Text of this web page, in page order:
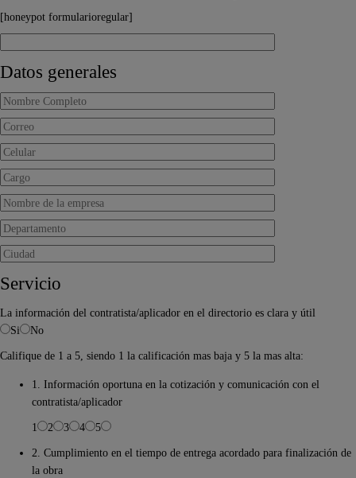
[honeypot formularioregular]
Datos generales
Servicio
La información del contratista/aplicador en el directorio es clara y útil
Si
No
Califique de 1 a 5, siendo 1 la calificación mas baja y 5 la mas alta:
1. Información oportuna en la cotización y comunicación con el
contratista/aplicador
1
2 3 4
5
2. Cumplimiento en el tiempo de entrega acordado para finalización de
la obra